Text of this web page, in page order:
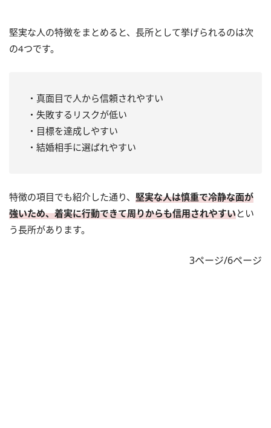
堅実な人の特徴をまとめると、長所として挙げられるのは次
の4つです。
・真面目で人から信頼されやすい
・失敗するリスクが低い
・目標を達成しやすい
・結婚相手に選ばれやすい
特徴の項目でも紹介した通り、 堅実な人は慎重で冷静な面が
強いため、着実に行動できて周りからも信用されやすいとい
う長所があります。
3ページ/6ページ